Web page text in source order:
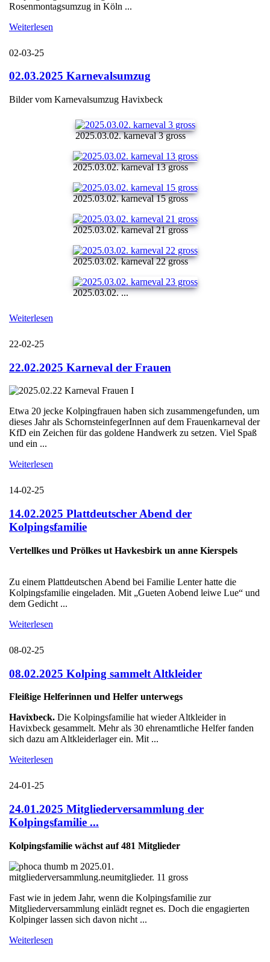
Rosenmontagsumzug in Köln ...
Weiterlesen
02-03-25
02.03.2025 Karnevalsumzug
Bilder vom Karnevalsumzug Havixbeck
2025.03.02. karneval 3 gross
2025.03.02. karneval 13 gross
2025.03.02. karneval 15 gross
2025.03.02. karneval 21 gross
2025.03.02. karneval 22 gross
2025.03.02. ...
Weiterlesen
22-02-25
22.02.2025 Karneval der Frauen
Etwa 20 jecke Kolpingfrauen haben sich zusammengefunden, um
dieses Jahr als SchornsteinfegerInnen auf dem Frauenkarneval der
KfD ein Zeichen für das goldene Handwerk zu setzen. Viel Spaß
und ein ...
Weiterlesen
14-02-25
14.02.2025 Plattdeutscher Abend der
Kolpingsfamilie
Vertellkes und Prölkes ut Havkesbirk un anne Kierspels
Zu einem Plattdeutschen Abend bei Familie Lenter hatte die
Kolpingsfamilie eingeladen. Mit „Gueten Aobend leiwe Lue“ und
dem Gedicht ...
Weiterlesen
08-02-25
08.02.2025 Kolping sammelt Altkleider
Fleißige Helferinnen und Helfer unterwegs
Havixbeck. Die Kolpingsfamilie hat wieder Altkleider in
Havixbeck gesammelt. Mehr als 30 ehrenamtliche Helfer fanden
sich dazu am Altkleiderlager ein. Mit ...
Weiterlesen
24-01-25
24.01.2025 Mitgliederversammlung der
Kolpingsfamilie ...
Kolpingsfamilie wächst auf 481 Mitglieder
Fast wie in jedem Jahr, wenn die Kolpingsfamilie zur
Mitgliederversammlung einlädt regnet es. Doch die engagierten
Kolpinger lassen sich davon nicht ...
Weiterlesen